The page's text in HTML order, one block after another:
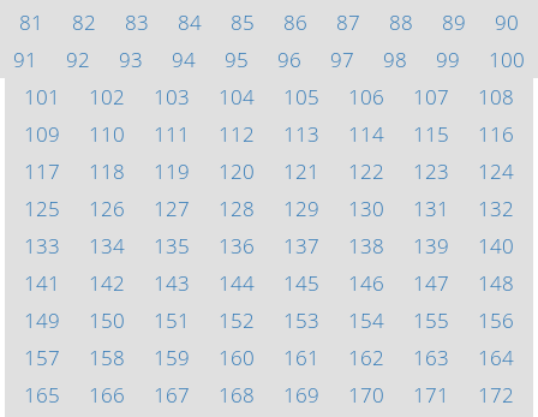
81
82 83 84 85 86 87 88 89
90
91
92 93 94 95 96 97 98 99
100
101
102 103 104 105 106 107
108
109
110 111 112 113 114 115
116
117
118 119 120 121 122 123
124
125
126 127 128 129 130 131
132
133
134 135 136 137 138 139
140
141
142 143 144 145 146 147
148
149
150 151 152 153 154 155
156
157
158 159 160 161 162 163
164
165
166 167 168 169 170 171
172